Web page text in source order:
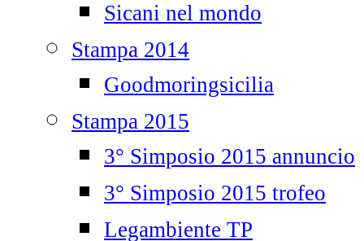
Sicani nel mondo
Stampa 2014
Goodmoringsicilia
Stampa 2015
3° Simposio 2015 annuncio
3° Simposio 2015 trofeo
Legambiente TP